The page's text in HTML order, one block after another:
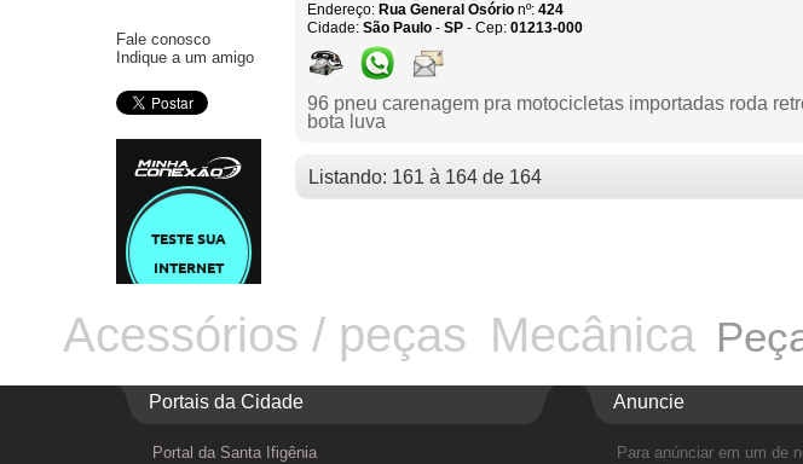
Fale conosco
Indique a um amigo
Endereço: Rua General Osório nº: 424
Cidade: São Paulo - SP - Cep: 01213-000
96 pneu carenagem pra motocicletas importadas roda
bota luva
Listando: 161 à 164 de 164
Acessórios / peças Mecânica
Portais da Cidade
Portal da Santa Ifigênia
Anuncie
Para anúnciar em um de